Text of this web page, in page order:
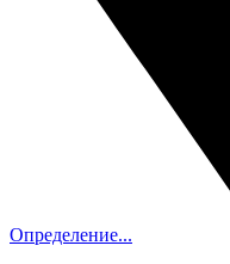
Определение...